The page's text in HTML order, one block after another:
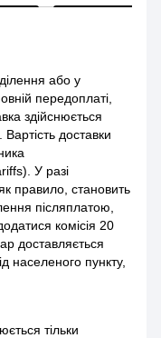
або у
передоплаті,
здійснюється
доставки
У разі
правило, становить
післяплатою,
комісія 20
доставляється
населеного пункту,
тільки